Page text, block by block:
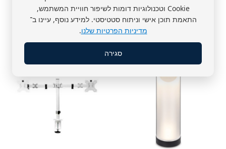
Cookie וטכנולוגיות דומות לשיפור חוויית המשתמש,
התאמת תוכן אישי וניתוח סטטיסטי. למידע נוסף, עיינו ב־
מדיניות הפרטיות שלנו.
סגירה
מוצרים